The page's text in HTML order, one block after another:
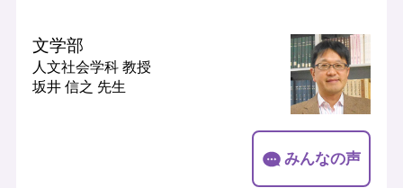
文学部
人文社会学科 教授
坂井 信之 先生
みんなの声